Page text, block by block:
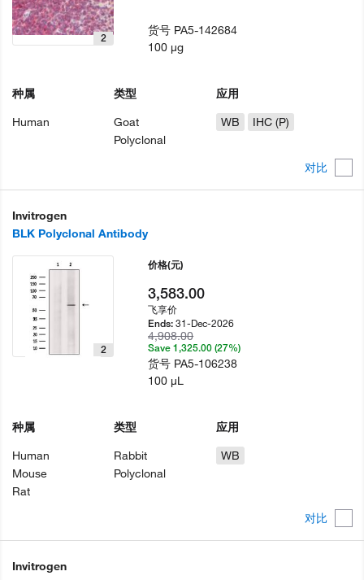
对比
2
种属
Human
类型
Goat
Polyclonal
应用
WB
IHC (P)
货号 PA5-142684
100 µg
Invitrogen
BLK Polyclonal Antibody
对比
2
种属
Human
Mouse
Rat
类型
Rabbit
Polyclonal
应用
WB
价格(元)
3,583.00
飞享价
Ends:31-Dec-2026
4,908.00
Save 1,325.00 (27%)
货号 PA5-106238
100 µL
Invitrogen